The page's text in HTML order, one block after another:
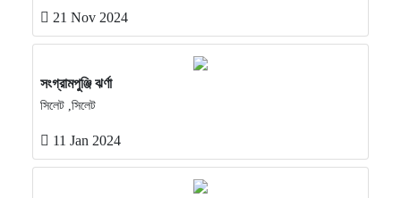
21 Nov 2024
সংগ্রামপুঞ্জি ঝর্ণা
সিলেট ,সিলেট
11 Jan 2024